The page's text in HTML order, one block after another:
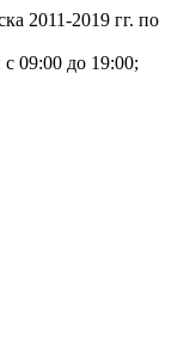
2011-2019 гг. по
09:00 до 19:00;